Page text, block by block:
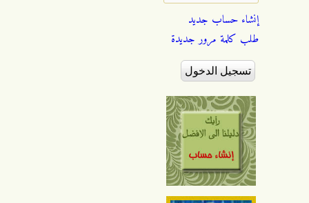
إنشاء حساب جديد
طلب كلمة مرور جديدة